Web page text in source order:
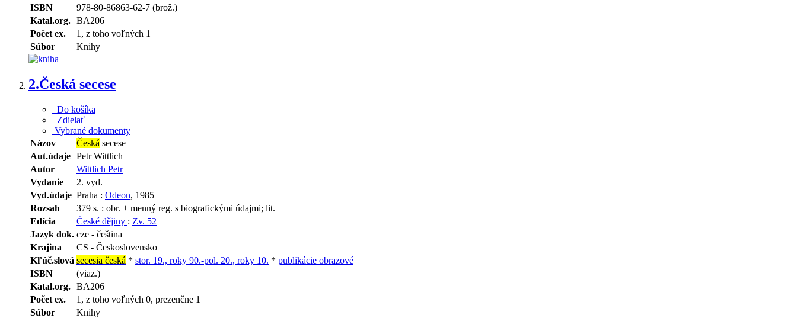
ISBN
978-80-86863-62-7 (brož.)
Katal.org. BA206
Počet ex.
1, z toho voľných 1
Súbor
Knihy
2.Česká secese
Do košíka
Zdielať
Vybrané dokumenty
Názov
Česká secese
Aut.údaje Petr Wittlich
Autor
Wittlich Petr
Vydanie
2. vyd.
Vyd.údaje Praha : Odeon, 1985
Rozsah
379 s. : obr. + menný reg. s biografickými údajmi; lit.
Edícia
České dějiny : Zv. 52
Jazyk dok. cze - čeština
Krajina
CS - Československo
Kľúč.slová secesia česká * stor. 19., roky 90.-pol. 20., roky 10. * publikácie obrazové
ISBN
(viaz.)
Katal.org. BA206
Počet ex.
1, z toho voľných 0, prezenčne 1
Súbor
Knihy